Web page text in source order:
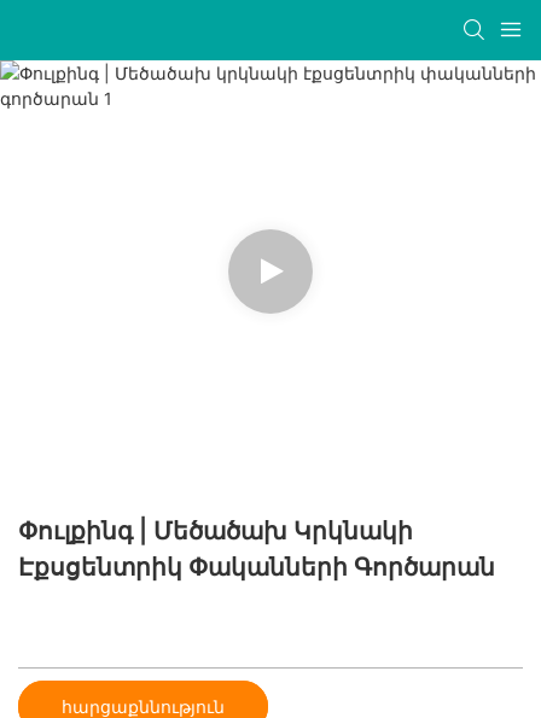
Փուլքինգ | Մեծածախ Կրկնակի
Էքսցենտրիկ Փականների Գործարան
հարցաքննություն